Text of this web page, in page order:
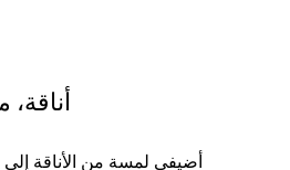
أضيفي لمسة من الأناقة إلى